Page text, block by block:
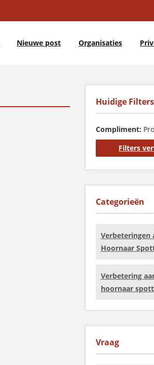
Nieuwe post Organisaties
Huidige Filters
Compliment:
Filters
Categorieën
Verbeteringen
Hoornaar
Verbetering
hoornaar
Vraag